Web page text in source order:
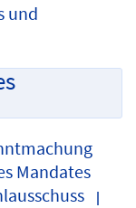
und
Mandates
|